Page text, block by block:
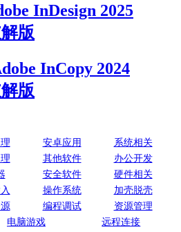
InDesign 2025
版
InCopy 2024
版
安卓应用
系统相关
其他软件
办公开发
安全软件
硬件相关
操作系统
加壳脱壳
编程调试
资源管理
电脑游戏 远程连接